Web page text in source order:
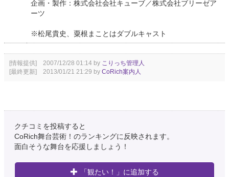
企画・製作：株式会社会社キューブ／株式会社ブリーゼア
ーツ
※松尾貴史、粟根まことはダブルキャスト
[情報提供] 2007/12/28 01:14 by こりっち管理人
[最終更新] 2013/01/21 21:29 by CoRich案内人
クチコミを投稿すると
CoRich舞台芸術！のランキングに反映されます。
面白そうな舞台を応援しましょう！
「観たい！」に追加する